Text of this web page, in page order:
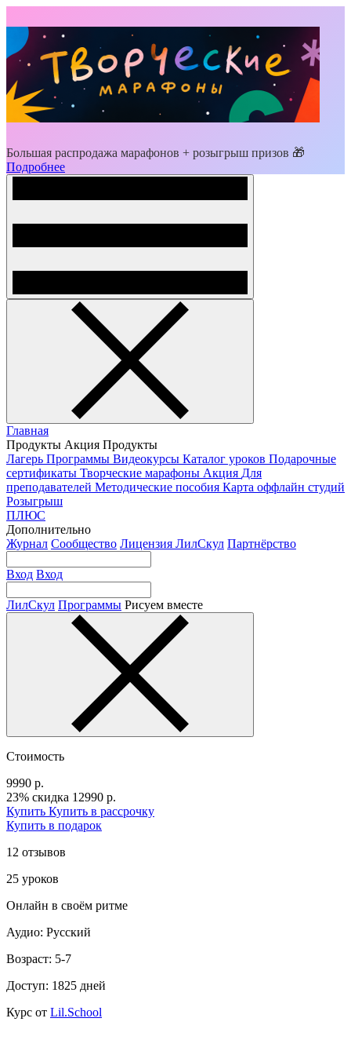
Большая распродажа марафонов + розыгрыш призов 🎁
Подробнее
Главная
Продукты Акция Продукты
Лагерь Программы Видеокурсы Каталог уроков Подарочные
сертификаты Творческие марафоны Акция Для
преподавателей Методические пособия Карта оффлайн студий
Розыгрыш
ПЛЮС
Дополнительно
Журнал Сообщество Лицензия ЛилСкул Партнёрство
Вход Вход
ЛилСкул Программы Рисуем вместе
Стоимость
9990 р.
23% скидка 12990 р.
Купить Купить в рассрочку
Купить в подарок
12 отзывов
25 уроков
Онлайн в своём ритме
Аудио: Русский
Возраст: 5-7
Доступ: 1825 дней
Курс от Lil.School